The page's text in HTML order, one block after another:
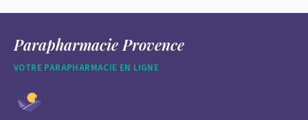
Parapharmacie Provence
VOTRE PARAPHARMACIE EN LIGNE